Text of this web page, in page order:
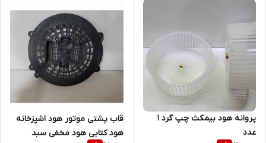
پروانه هود بیمکث چپ گرد 1
عدد
قاب پشتی موتور هود اشپزخانه
هود کتابی هود مخفی سبد